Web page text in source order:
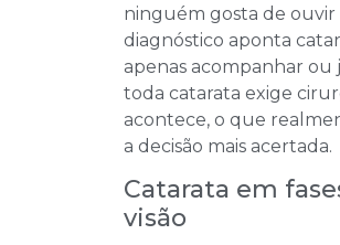
ninguém gosta de ouvir
diagnóstico aponta
apenas acompanhar
toda catarata exige
acontece, o que
a decisão mais acertada.
Catarata em
visão